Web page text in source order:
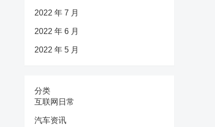
2022 年 7 月
2022 年 6 月
2022 年 5 月
分类
互联网日常
汽车资讯